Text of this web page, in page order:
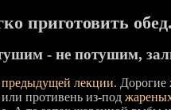
приготовить
- не потушим,
предыдущей лекции.
противень из-под